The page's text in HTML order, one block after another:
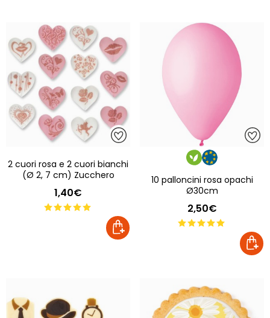
2 cuori rosa e 2 cuori bianchi
(Ø 2, 7 cm) Zucchero
1,40€
10 palloncini rosa opachi
Ø30cm
2,50€